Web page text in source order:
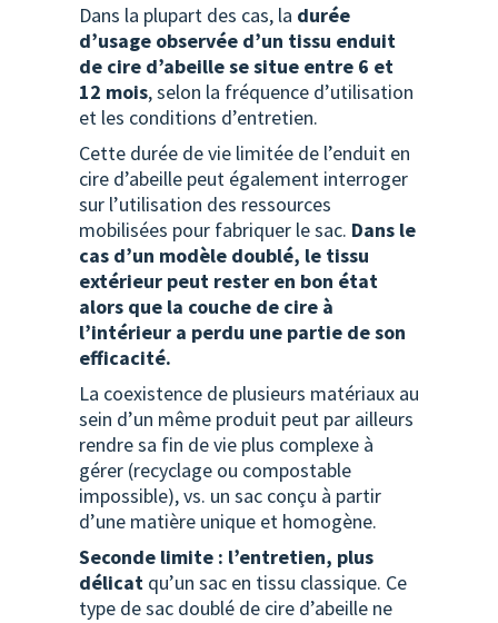
Dans la plupart des cas, la durée
d’usage observée d’un tissu enduit
de cire d’abeille se situe entre 6 et
12 mois, selon la fréquence d’utilisation
et les conditions d’entretien.
Cette durée de vie limitée de l’enduit en
cire d’abeille peut également interroger
sur l’utilisation des ressources
mobilisées pour fabriquer le sac. Dans le
cas d’un modèle doublé, le tissu
extérieur peut rester en bon état
alors que la couche de cire à
l’intérieur a perdu une partie de son
efficacité.
La coexistence de plusieurs matériaux au
sein d’un même produit peut par ailleurs
rendre sa fin de vie plus complexe à
gérer (recyclage ou compostable
impossible), vs. un sac conçu à partir
d’une matière unique et homogène.
Seconde limite : l’entretien, plus
délicatqu’un sac en tissu classique. Ce
type de sac doublé de cire d’abeille ne